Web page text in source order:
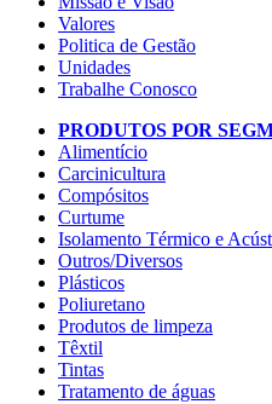
Valores
Politica de Gestão
Unidades
Trabalhe Conosco
PRODUTOS POR
Alimentício
Carcinicultura
Compósitos
Curtume
Isolamento Térmico e
Outros/Diversos
Plásticos
Poliuretano
Produtos de limpeza
Têxtil
Tintas
Tratamento de águas